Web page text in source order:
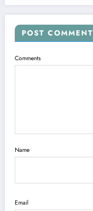
POST COMMENT
Comments
Name
Email